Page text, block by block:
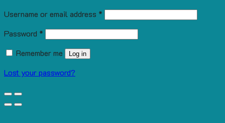
Username or email address *
Password *
Remember me
Log in
Lost your password?